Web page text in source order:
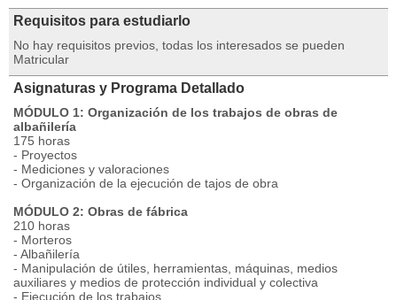
Requisitos para estudiarlo
No hay requisitos previos, todas los interesados se pueden
Matricular
Asignaturas y Programa Detallado
MÓDULO 1: Organización de los trabajos de obras de
albañilería
175 horas
- Proyectos
- Mediciones y valoraciones
- Organización de la ejecución de tajos de obra
MÓDULO 2: Obras de fábrica
210 horas
- Morteros
- Albañilería
- Manipulación de útiles, herramientas, máquinas, medios
auxiliares y medios de protección individual y colectiva
- Ejecución de los trabajos